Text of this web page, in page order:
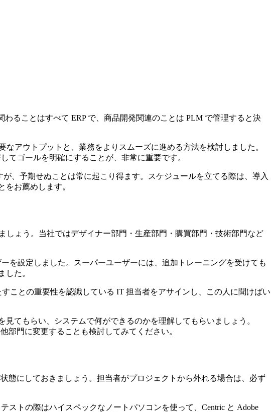
ることはすべて ERP で、商品開発関連のことは PLM で管理すると決
アウトプットと、業務をよりスムーズに進める方法を検討しました。
てゴールを明確にすることが、非常に重要です。
、予期せぬことは常に起こり得ます。スケジュールを立てる際は、導入
お薦めします。
ょう。当社ではデザイナー部門・生産部門・購買部門・技術部門など
を設定しました。スーパーユーザーには、追加トレーニングを受けても
した。
ことの重要性を認識している IT 担当者をアサインし、この人に聞けばい
てもらい、システムで何ができるのかを理解してもらいましょう。
部門に変更することも検討してみてください。
態にしておきましょう。担当者がプロジェクトから外れる場合は、必ず
ストの際はハイスペックなノートパソコンを使って、Centric と Adobe